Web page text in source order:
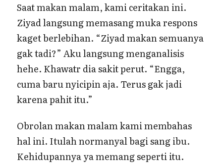
Saat makan malam, kami ceritakan ini.
Ziyad langsung memasang muka respons
kaget berlebihan. “Ziyad makan semuanya
gak tadi?” Aku langsung menganalisis
hehe. Khawatr dia sakit perut. “Engga,
cuma baru nyicipin aja. Terus gak jadi
karena pahit itu.”
Obrolan makan malam kami membahas
hal ini. Itulah normanyal bagi sang ibu.
Kehidupannya ya memang seperti itu.